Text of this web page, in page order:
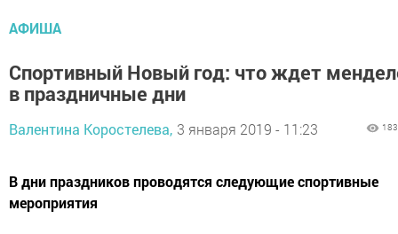
АФИША
Спортивный Новый год: что ждет
в праздничные дни
Валентина Коростелева, 3 января 2019 - 11:23
В дни праздников проводятся следующие спортивные
мероприятия